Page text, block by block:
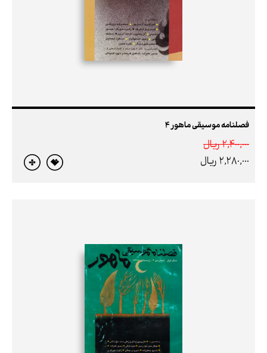
فصلنامه موسیقی ماهور 4
2,400,000 ريال
2,280,000 ريال